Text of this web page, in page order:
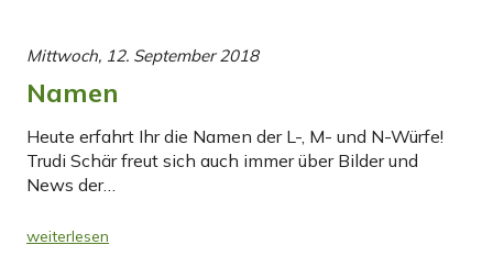
Mittwoch, 12. September 2018
Namen
Heute erfahrt Ihr die Namen der L-, M- und N-Würfe!
Trudi Schär freut sich auch immer über Bilder und
News der…
weiterlesen